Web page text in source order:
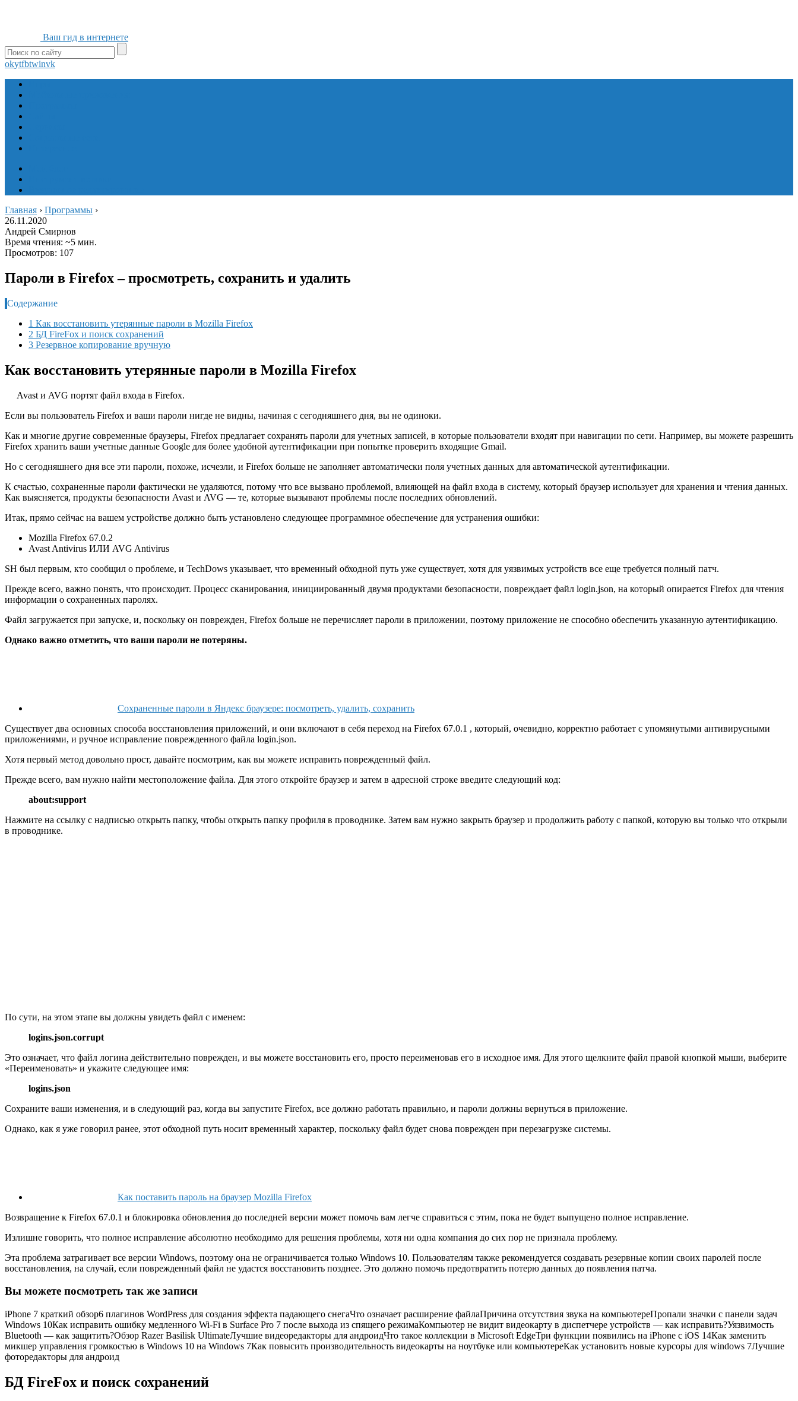
Ваш гид в интернете
okytfbtwinvk
Главная › Программы ›
26.11.2020
Андрей Смирнов
Время чтения: ~5 мин.
Просмотров: 107
Пароли в Firefox – просмотреть, сохранить и удалить
Содержание
1 Как восстановить утерянные пароли в Mozilla Firefox
2 БД FireFox и поиск сохранений
3 Резервное копирование вручную
Как восстановить утерянные пароли в Mozilla Firefox
Avast и AVG портят файл входа в Firefox.
Если вы пользователь Firefox и ваши пароли нигде не видны, начиная с сегодняшнего дня, вы не одиноки.
Как и многие другие современные браузеры, Firefox предлагает сохранять пароли для учетных записей, в которые пользователи входят при навигации по сети. Например, вы можете разрешить
Firefox хранить ваши учетные данные Google для более удобной аутентификации при попытке проверить входящие Gmail.
Но с сегодняшнего дня все эти пароли, похоже, исчезли, и Firefox больше не заполняет автоматически поля учетных данных для автоматической аутентификации.
К счастью, сохраненные пароли фактически не удаляются, потому что все вызвано проблемой, влияющей на файл входа в систему, который браузер использует для хранения и чтения данных.
Как выясняется, продукты безопасности Avast и AVG — те, которые вызывают проблемы после последних обновлений.
Итак, прямо сейчас на вашем устройстве должно быть установлено следующее программное обеспечение для устранения ошибки:
Mozilla Firefox 67.0.2
Avast Antivirus ИЛИ AVG Antivirus
SH был первым, кто сообщил о проблеме, и TechDows указывает, что временный обходной путь уже существует, хотя для уязвимых устройств все еще требуется полный патч.
Прежде всего, важно понять, что происходит. Процесс сканирования, инициированный двумя продуктами безопасности, повреждает файл login.json, на который опирается Firefox для чтения
информации о сохраненных паролях.
Файл загружается при запуске, и, поскольку он поврежден, Firefox больше не перечисляет пароли в приложении, поэтому приложение не способно обеспечить указанную аутентификацию.
Однако важно отметить, что ваши пароли не потеряны.
Сохраненные пароли в Яндекс браузере: посмотреть, удалить, сохранить
Существует два основных способа восстановления приложений, и они включают в себя переход на Firefox 67.0.1 , который, очевидно, корректно работает с упомянутыми антивирусными
приложениями, и ручное исправление поврежденного файла login.json.
Хотя первый метод довольно прост, давайте посмотрим, как вы можете исправить поврежденный файл.
Прежде всего, вам нужно найти местоположение файла. Для этого откройте браузер и затем в адресной строке введите следующий код:
about:support
Нажмите на ссылку с надписью открыть папку, чтобы открыть папку профиля в проводнике. Затем вам нужно закрыть браузер и продолжить работу с папкой, которую вы только что открыли
в проводнике.
По сути, на этом этапе вы должны увидеть файл с именем:
logins.json.corrupt
Это означает, что файл логина действительно поврежден, и вы можете восстановить его, просто переименовав его в исходное имя. Для этого щелкните файл правой кнопкой мыши, выберите
«Переименовать» и укажите следующее имя:
logins.json
Сохраните ваши изменения, и в следующий раз, когда вы запустите Firefox, все должно работать правильно, и пароли должны вернуться в приложение.
Однако, как я уже говорил ранее, этот обходной путь носит временный характер, поскольку файл будет снова поврежден при перезагрузке системы.
Как поставить пароль на браузер Mozilla Firefox
Возвращение к Firefox 67.0.1 и блокировка обновления до последней версии может помочь вам легче справиться с этим, пока не будет выпущено полное исправление.
Излишне говорить, что полное исправление абсолютно необходимо для решения проблемы, хотя ни одна компания до сих пор не признала проблему.
Эта проблема затрагивает все версии Windows, поэтому она не ограничивается только Windows 10. Пользователям также рекомендуется создавать резервные копии своих паролей после
восстановления, на случай, если поврежденный файл не удастся восстановить позднее. Это должно помочь предотвратить потерю данных до появления патча.
Вы можете посмотреть так же записи
iPhone 7 краткий обзор6 плагинов WordPress для создания эффекта падающего снегаЧто означает расширение файлаПричина отсутствия звука на компьютереПропали значки с панели задач
Windows 10Как исправить ошибку медленного Wi-Fi в Surface Pro 7 после выхода из спящего режимаКомпьютер не видит видеокарту в диспетчере устройств — как исправить?Уязвимость
Bluetooth — как защитить?Обзор Razer Basilisk UltimateЛучшие видеоредакторы для андроидЧто такое коллекции в Microsoft EdgeТри функции появились на iPhone с iOS 14Как заменить
микшер управления громкостью в Windows 10 на Windows 7Как повысить производительность видеокарты на ноутбуке или компьютереКак установить новые курсоры для windows 7Лучшие
фоторедакторы для андроид
БД FireFox и поиск сохранений